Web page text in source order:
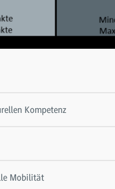
Kompetenz
Mobilität